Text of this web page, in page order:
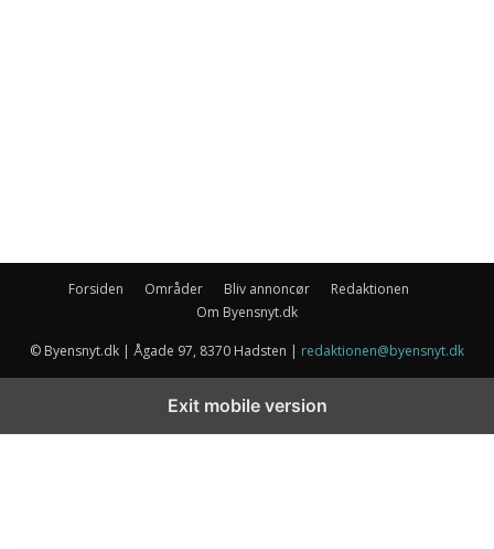
Forsiden Områder Bliv annoncør
Redaktionen
Om Byensnyt.dk
© Byensnyt.dk | Ågade 97, 8370 Hadsten | redaktionen@byensnyt.dk
Exit mobile version